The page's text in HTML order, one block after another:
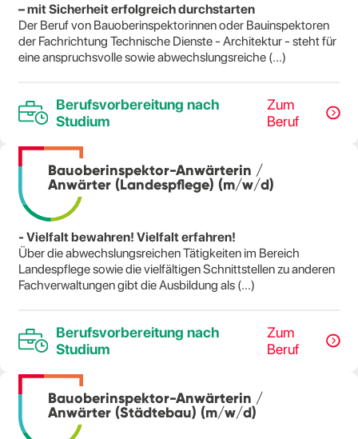
– mit Sicherheit erfolgreich durchstarten
Der Beruf von Bauoberinspektorinnen oder Bauinspektoren
der Fachrichtung Technische Dienste - Architektur - steht für
eine anspruchsvolle sowie abwechslungsreiche (...)
Berufsvorbereitung nach
Studium
Zum
Beruf
Bauoberinspektor-Anwärterin /
Anwärter (Landespflege) (m/w/d)
- Vielfalt bewahren! Vielfalt erfahren!
Über die abwechslungsreichen Tätigkeiten im Bereich
Landespflege sowie die vielfältigen Schnittstellen zu anderen
Fachverwaltungen gibt die Ausbildung als (...)
Berufsvorbereitung nach
Studium
Zum
Beruf
Bauoberinspektor-Anwärterin /
Anwärter (Städtebau) (m/w/d)